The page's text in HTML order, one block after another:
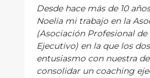
Desde hace más de 10
Noelia mi trabajo en la
(Asociación Profesional
Ejecutivo) en la que los
entusiasmo con nuestra
consolidar un coaching